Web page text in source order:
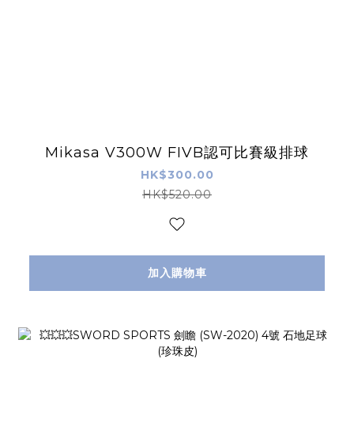
Mikasa V300W FIVB認可比賽級排球
HK$300.00
HK$520.00
加入購物車